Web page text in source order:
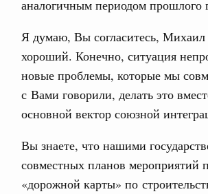
аналогичным периодом прошлого
Я думаю, Вы согласитесь,
хороший. Конечно, ситуация
новые проблемы, которые мы
с Вами говорили, делать это
основной вектор союзной
Вы знаете, что нашими
совместных планов
«дорожной карты» по